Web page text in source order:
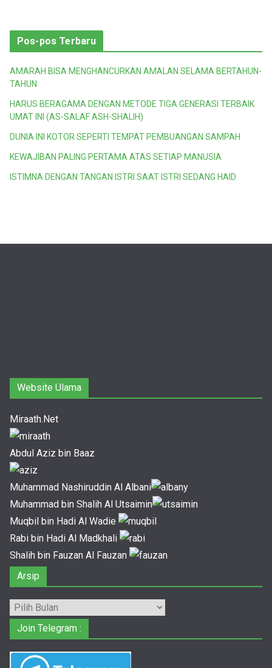
Pos-pos Terbaru
AMARAH BISA MENGHANCURKAN AMALAN SELAMA BERTAHUN-
TAHUN
HARUS BERAGAMA DENGAN METODE TIGA GENERASI TERBAIK
UMAT INI (AS-SALAF ASH-SHALIH)
DUNIA INI KOTOR SEPERTI TEMPAT PEMBUANGAN SAMPAH
KEWAJIBAN PALING PERTAMA ATAS SETIAP MANUSIA
ISTIMNA DENGAN TANGAN ISTRI SAAT ISTRI SEDANG HAID
Website Ulama
Miraath.Net
Abdul Aziz bin Baaz
Muhammad Nashiruddin Al Albani
Muhammad bin Shalih Al Utsaimin
Muqbil bin Hadi Al Wadie
Rabi bin Hadi Al Madkhali
Shalih bin Fauzan Al Fauzan
Arsip
Arsip
Join Telegram :